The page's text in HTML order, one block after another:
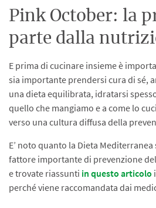
Pink October: la
parte dalla
E prima di cucinare insieme è
sia importante prendersi cura di sé,
una dieta equilibrata, idratarsi
quello che mangiamo e a come lo
verso una cultura diffusa della
E’ noto quanto la Dieta
fattore importante di prevenzione
e trovate riassunti in questo articolo
perché viene raccomandata dai